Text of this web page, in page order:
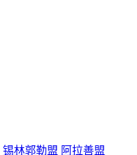
锡林郭勒盟 阿拉善盟